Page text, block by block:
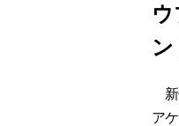
ン
新
ア